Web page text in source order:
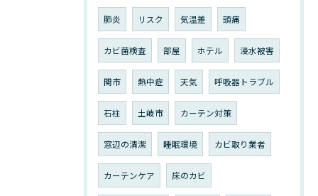
肺炎 リスク 気温差 頭痛
カビ菌検査 部屋 ホテル 浸水被害
関市 熱中症 天気 呼吸器トラブル
石柱 土岐市 カーテン対策
窓辺の清潔 睡眠環境 カビ取り業者
カーテンケア 床のカビ